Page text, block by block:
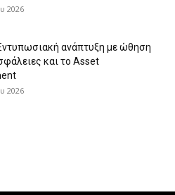
2026
ανάπτυξη με ώθηση
και το Asset
2026